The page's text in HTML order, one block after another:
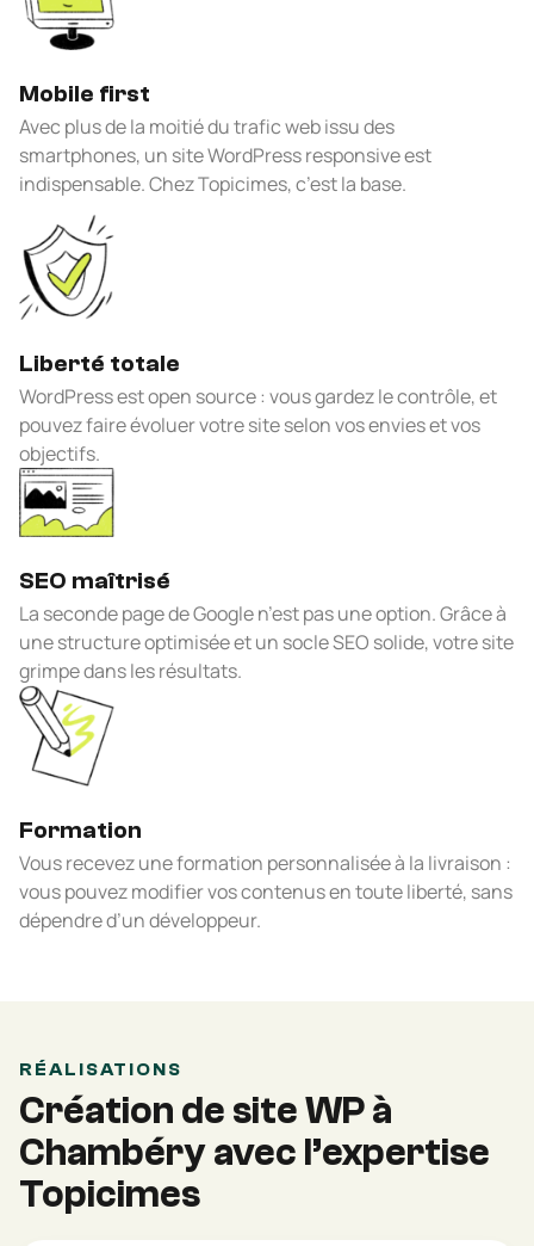
Mobile first
Avec plus de la moitié du trafic web issu des
smartphones, un site WordPress responsive est
indispensable. Chez Topicimes, c’est la base.
Liberté totale
WordPress est open source : vous gardez le contrôle, et
pouvez faire évoluer votre site selon vos envies et vos
objectifs.
SEO maîtrisé
La seconde page de Google n’est pas une option. Grâce à
une structure optimisée et un socle SEO solide, votre site
grimpe dans les résultats.
Formation
Vous recevez une formation personnalisée à la livraison :
vous pouvez modifier vos contenus en toute liberté, sans
dépendre d’un développeur.
RÉALISATIONS
Création de site WP à
Chambéry avec l’expertise
Topicimes